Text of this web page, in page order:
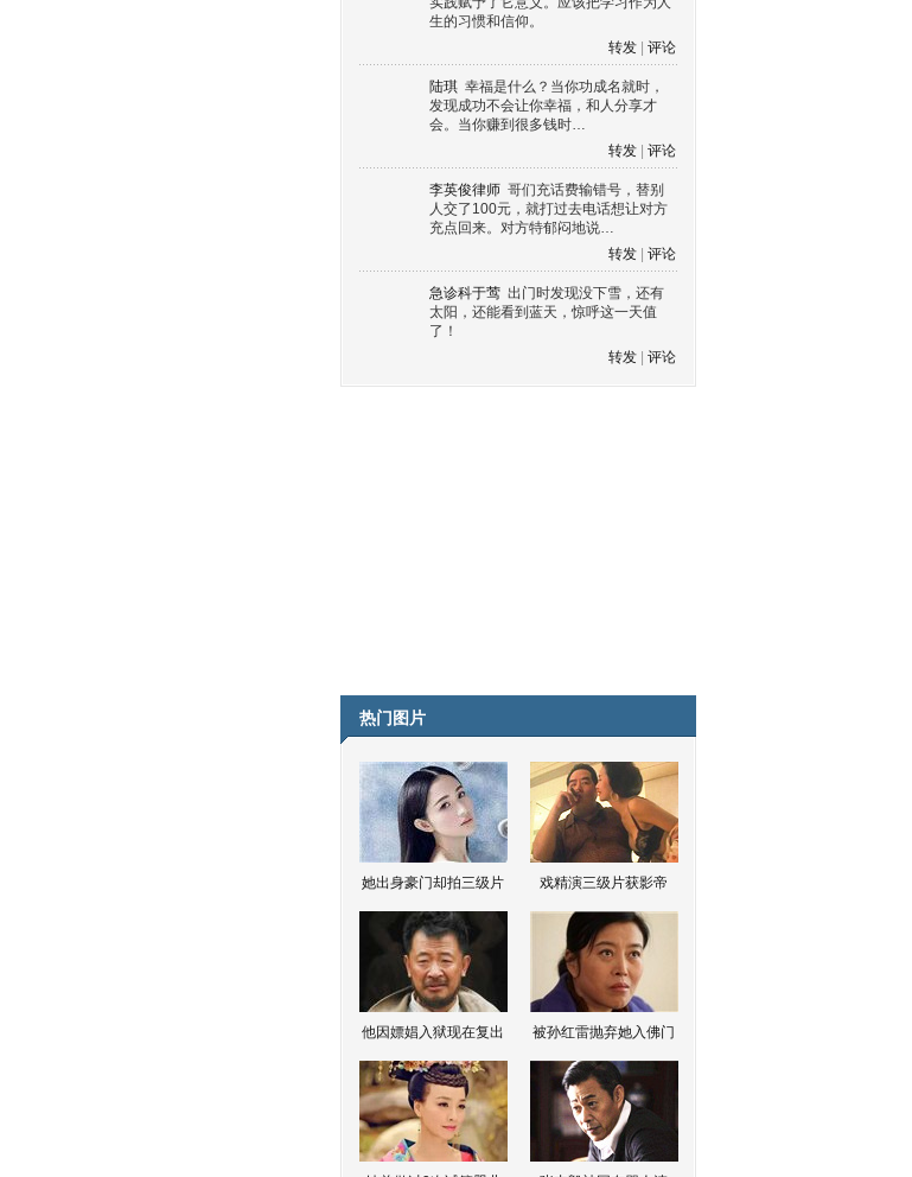
生的习惯和信仰。
转发
评论
陆琪 幸福是什么？当你功成名就时，
发现成功不会让你幸福，和人分享才
会。当你赚到很多钱时…
转发
评论
李英俊律师 哥们充话费输错号，替别
人交了100元，就打过去电话想让对方
充点回来。对方特郁闷地说…
转发
评论
急诊科于莺 出门时发现没下雪，还有
太阳，还能看到蓝天，惊呼这一天值
了！
转发
评论
热门图片
她出身豪门却拍三级片 戏精演三级片获影帝
他因嫖娼入狱现在复出 被孙红雷抛弃她入佛门